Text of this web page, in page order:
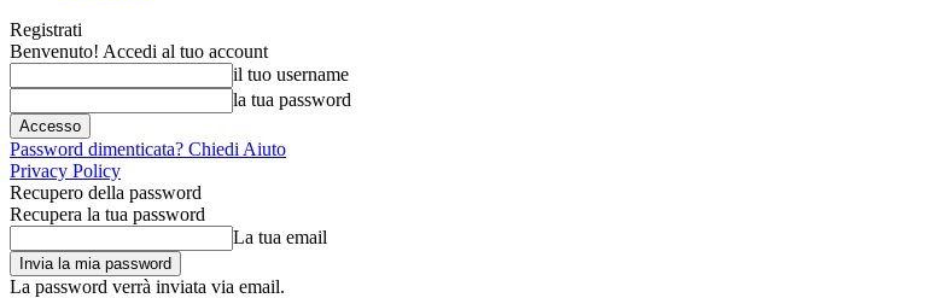
Registrati
Benvenuto! Accedi al tuo account
il tuo username
la tua password
Password dimenticata? Chiedi Aiuto
Privacy Policy
Recupero della password
Recupera la tua password
La tua email
La password verrà inviata via email.